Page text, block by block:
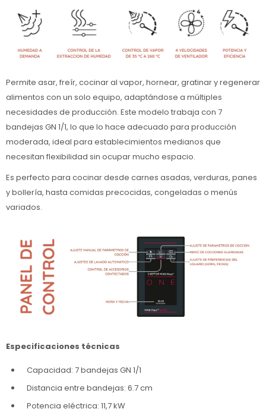
Permite asar, freír, cocinar al vapor, hornear, gratinar y regenerar
alimentos con un solo equipo, adaptándose a múltiples
necesidades de producción. Este modelo trabaja con 7
bandejas GN 1/1, lo que lo hace adecuado para producción
moderada, ideal para establecimientos medianos que
necesitan flexibilidad sin ocupar mucho espacio.
Es perfecto para cocinar desde carnes asadas, verduras, panes
y bollería, hasta comidas precocidas, congeladas o menús
variados.
Especificaciones técnicas
Capacidad: 7 bandejas GN 1/1
Distancia entre bandejas: 6.7 cm
Potencia eléctrica: 11,7 kW